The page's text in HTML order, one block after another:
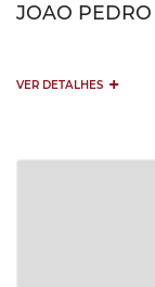
JOAO
VER DETALHES +